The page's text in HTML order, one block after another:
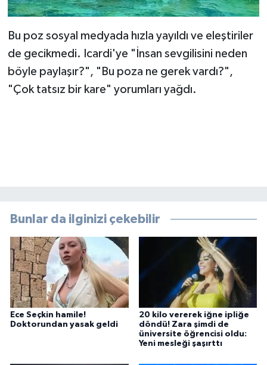
Bu poz sosyal medyada hızla yayıldı ve eleştiriler
de gecikmedi. Icardi'ye "İnsan sevgilisini neden
böyle paylaşır?", "Bu poza ne gerek vardı?",
"Çok tatsız bir kare" yorumları yağdı.
Bunlar da ilginizi çekebilir
Ece Seçkin hamile!
Doktorundan yasak geldi
20 kilo vererek iğne ipliğe
döndü! Zara şimdi de
üniversite öğrencisi oldu:
Yeni mesleği şaşırttı